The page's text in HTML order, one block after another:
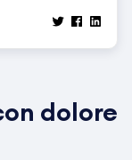
dolore